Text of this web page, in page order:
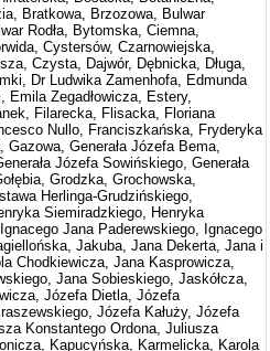
Bratkowa, Brzozowa, Bulwar
Rodła, Bytomska, Ciemna,
Cystersów, Czarnowiejska,
Czysta, Dajwór, Dębnicka, Długa,
Dr Ludwika Zamenhofa, Edmunda
Zegadłowicza, Estery,
Filarecka, Flisacka, Floriana
Nullo, Franciszkańska, Fryderyka
Generała Józefa Bema,
Józefa Sowińskiego, Generała
Grodzka, Grochowska,
Herlinga-Grudzińskiego,
Siemiradzkiego, Henryka
Jana Paderewskiego, Ignacego
Jakuba, Jana Dekerta, Jana i
Chodkiewicza, Jana Kasprowicza,
Jana Sobieskiego, Jaskółcza,
Józefa Dietla, Józefa
Józefa Kałuży, Józefa
Konstantego Ordona, Juliusza
Kapucyńska, Karmelicka, Karola